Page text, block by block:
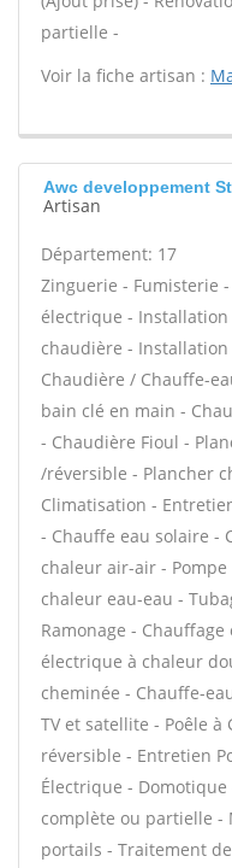
partielle -
Voir la fiche artisan :
Awc developpement
Artisan
Département: 17
Zinguerie - Fumisterie
électrique -
chaudière -
Chaudière / Chauffe-
bain clé en main -
- Chaudière Fioul -
/réversible - Plancher
Climatisation -
- Chauffe eau solaire -
chaleur air-air -
chaleur eau-eau -
Ramonage -
électrique à chaleur
cheminée - Chauffe-
TV et satellite - Poêle
réversible - Entretien
Électrique -
complète ou partielle -
portails - Traitement